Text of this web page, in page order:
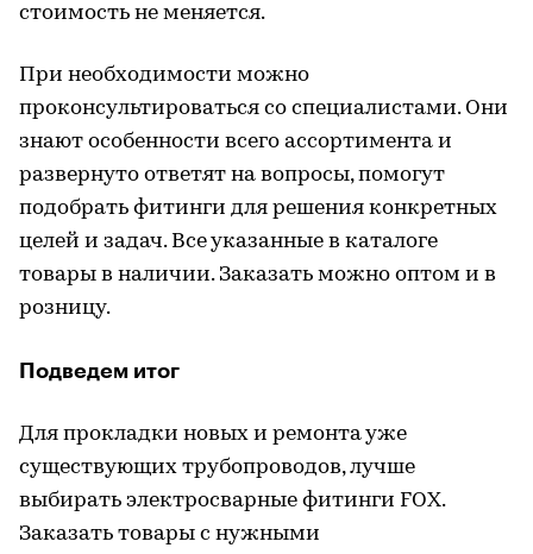
стоимость не меняется.
При необходимости можно
проконсультироваться со специалистами. Они
знают особенности всего ассортимента и
развернуто ответят на вопросы, помогут
подобрать фитинги для решения конкретных
целей и задач. Все указанные в каталоге
товары в наличии. Заказать можно оптом и в
розницу.
Подведем итог
Для прокладки новых и ремонта уже
существующих трубопроводов, лучше
выбирать электросварные фитинги FOX.
Заказать товары с нужными